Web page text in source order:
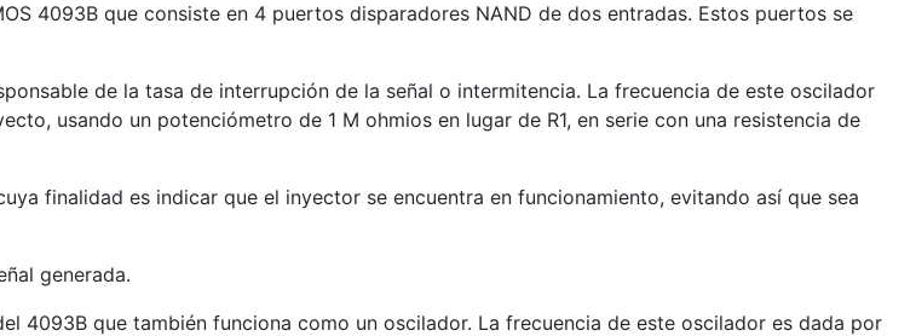
4093B que consiste en 4 puertos disparadores NAND de dos entradas. Estos puertos se
de la tasa de interrupción de la señal o intermitencia. La frecuencia de este oscilador
usando un potenciómetro de 1 M ohmios en lugar de R1, en serie con una resistencia de
finalidad es indicar que el inyector se encuentra en funcionamiento, evitando así que sea
generada.
4093B que también funciona como un oscilador. La frecuencia de este oscilador es dada por